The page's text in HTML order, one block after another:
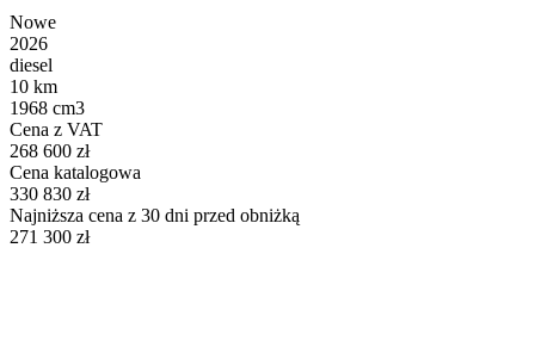
Nowe
2026
diesel
10 km
1968 cm3
Cena z VAT
268 600 zł
Cena katalogowa
330 830 zł
Najniższa cena z 30 dni przed obniżką
271 300 zł